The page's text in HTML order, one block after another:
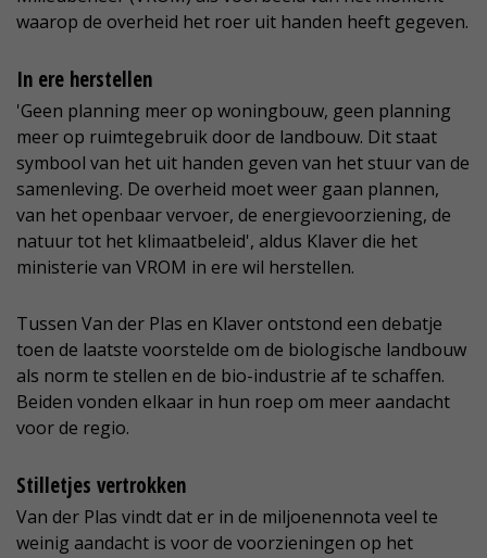
waarop de overheid het roer uit handen heeft gegeven.
In ere herstellen
'Geen planning meer op woningbouw, geen planning
meer op ruimtegebruik door de landbouw. Dit staat
symbool van het uit handen geven van het stuur van de
samenleving. De overheid moet weer gaan plannen,
van het openbaar vervoer, de energievoorziening, de
natuur tot het klimaatbeleid', aldus Klaver die het
ministerie van VROM in ere wil herstellen.
Tussen Van der Plas en Klaver ontstond een debatje
toen de laatste voorstelde om de biologische landbouw
als norm te stellen en de bio-industrie af te schaffen.
Beiden vonden elkaar in hun roep om meer aandacht
voor de regio.
Stilletjes vertrokken
Van der Plas vindt dat er in de miljoenennota veel te
weinig aandacht is voor de voorzieningen op het